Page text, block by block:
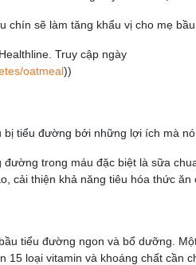
chín sẽ làm tăng khẩu vị cho mẹ
Truy cập ngày
oatmeal))
tiểu đường bởi những lợi ích mà
trong máu đặc biệt là sữa
cải thiện khả năng tiêu hóa thức ăn
tiểu đường ngon và bổ dưỡng.
loại vitamin và khoáng chất cần